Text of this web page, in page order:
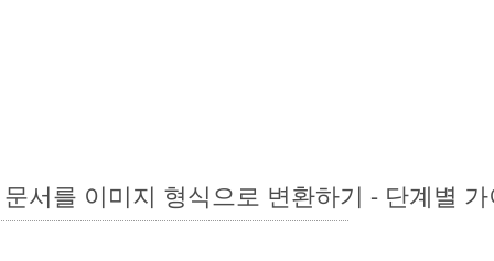
서를 이미지 형식으로 변환하기 - 단계별